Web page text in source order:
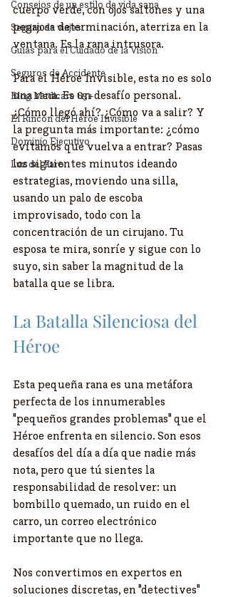
Consejos de un estilo de vida sana
Seguro de viajes
Guías para el Cuidado de la Visión
Seguros de Accidente
Blog Medicare 65+
El Rincón del Héroe Invisible
Dominio Ejecutivo
Luz del Faro
cuerpo verde, con ojos saltones y una
pegajosa determinación, aterriza en la
ventana. Es la rana intrusora.
​Para el Héroe Invisible, esta no es solo
una rana. Es un desafío personal.
¿Cómo llegó ahí? ¿Cómo va a salir? Y
la pregunta más importante: ¿cómo
evitamos que vuelva a entrar? Pasas
los siguientes minutos ideando
estrategias, moviendo una silla,
usando un palo de escoba
improvisado, todo con la
concentración de un cirujano. Tu
esposa te mira, sonríe y sigue con lo
suyo, sin saber la magnitud de la
batalla que se libra.
​La Batalla Silenciosa del
Héroe
​Esta pequeña rana es una metáfora
perfecta de los innumerables
"pequeños grandes problemas" que el
Héroe enfrenta en silencio. Son esos
desafíos del día a día que nadie más
nota, pero que tú sientes la
responsabilidad de resolver: un
bombillo quemado, un ruido en el
carro, un correo electrónico
importante que no llega.
​Nos convertimos en expertos en
soluciones discretas, en "detectives"